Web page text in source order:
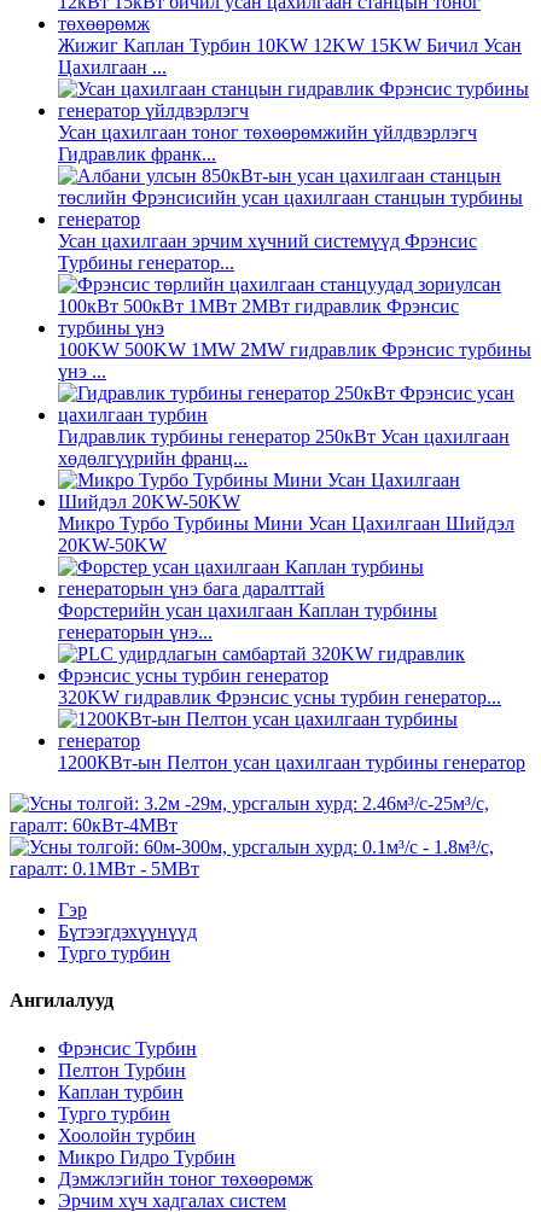
Жижиг Каплан Турбин 10KW 12KW 15KW Бичил Усан
Цахилгаан ...
Усан цахилгаан тоног төхөөрөмжийн үйлдвэрлэгч
Гидравлик франк...
Усан цахилгаан эрчим хүчний системүүд Фрэнсис
Турбины генератор...
100KW 500KW 1MW 2MW гидравлик Фрэнсис турбины
үнэ ...
Гидравлик турбины генератор 250кВт Усан цахилгаан
хөдөлгүүрийн франц...
Микро Турбо Турбины Мини Усан Цахилгаан Шийдэл
20KW-50KW
Форстерийн усан цахилгаан Каплан турбины
генераторын үнэ...
320KW гидравлик Фрэнсис усны турбин генератор...
1200КВт-ын Пелтон усан цахилгаан турбины генератор
Гэр
Бүтээгдэхүүнүүд
Турго турбин
Ангилалууд
Фрэнсис Турбин
Пелтон Турбин
Каплан турбин
Турго турбин
Хоолойн турбин
Микро Гидро Турбин
Дэмжлэгийн тоног төхөөрөмж
Эрчим хүч хадгалах систем